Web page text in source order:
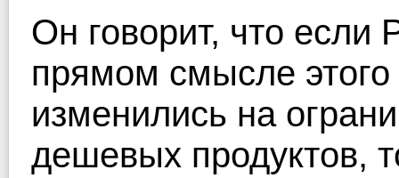
Он говорит, что если
прямом смысле этого
изменились на
дешевых продуктов,